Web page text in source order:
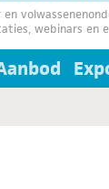
webinars en